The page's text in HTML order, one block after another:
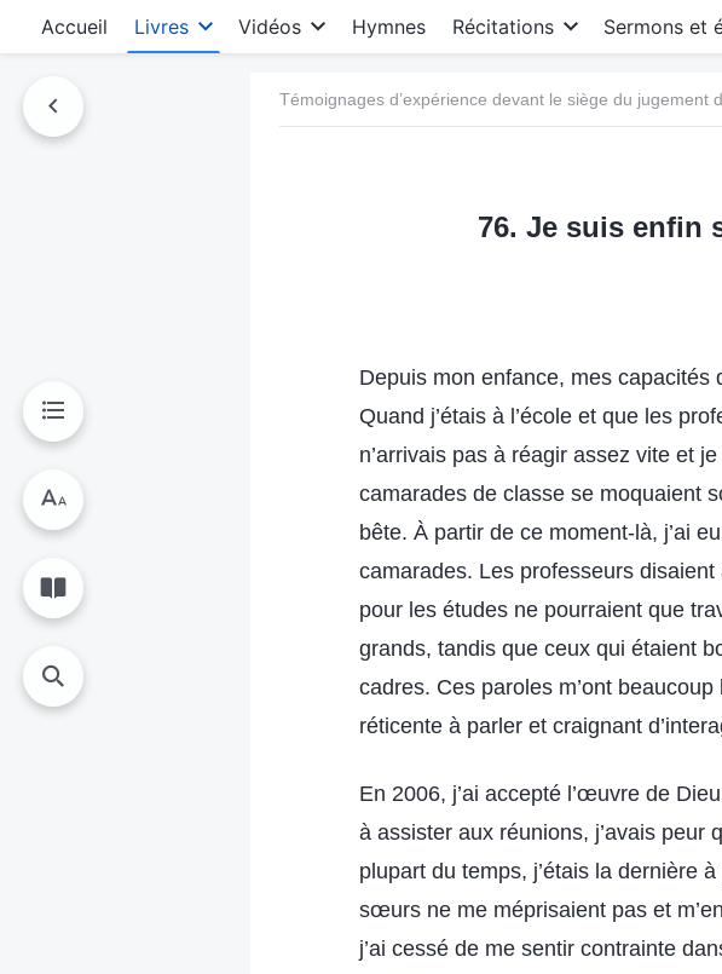
Accueil Livres Vidéos Hymnes Récitations Sermons et
Témoignages d’expérience devant le siège du jugement
76. Je suis enfin
Depuis mon enfance, mes
Quand j’étais à l’école et que les
n’arrivais pas à réagir assez vite et
camarades de classe se moquaient
bête. À partir de ce moment-là, j’ai
camarades. Les professeurs
pour les études ne pourraient que
grands, tandis que ceux qui étaient
cadres. Ces paroles m’ont
réticente à parler et craignant
En 2006, j’ai accepté l’œuvre de
à assister aux réunions, j’avais peur
plupart du temps, j’étais la dernière
sœurs ne me méprisaient pas et
j’ai cessé de me sentir contrainte